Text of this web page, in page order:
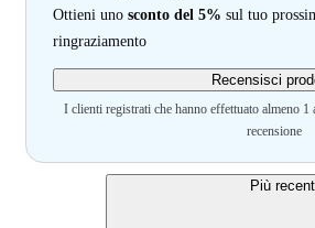
Ottieni uno sconto del 5% sul tuo
ringraziamento
Recensisci
I clienti registrati che hanno effettuato almeno 1
recensione
Più